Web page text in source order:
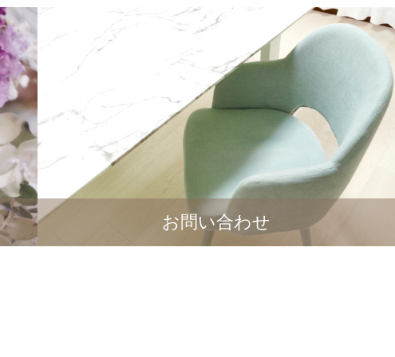
お問い合わせ